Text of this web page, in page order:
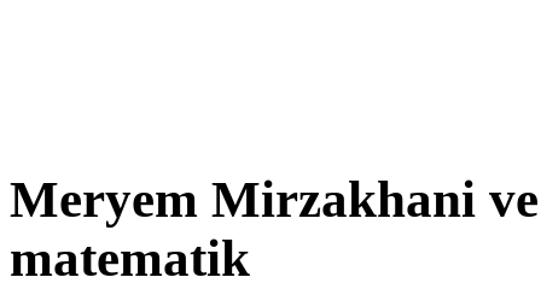
Meryem Mirzakhani
matematik